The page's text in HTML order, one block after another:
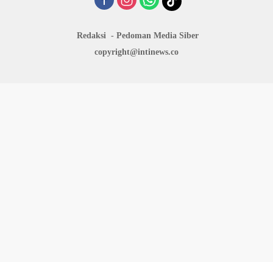
Redaksi
Pedoman Media Siber
copyright@intinews.co